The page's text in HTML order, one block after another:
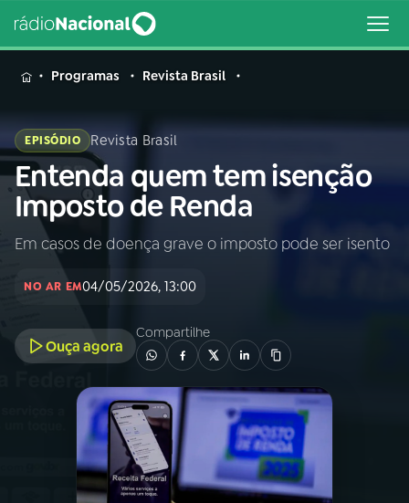
MENU
Buscar
na
Rádio
Nacional
Buscar
01INÍCIO
A RÁDIO
PROGRAMAÇÃO
Programas Revista Brasil
EPISÓDIO Revista Brasil
Entenda quem tem isenção
Imposto de Renda
Em casos de doença grave o imposto pode ser isento
NO AR EM04/05/2026, 13:00
Ouça agora
Compartilhe